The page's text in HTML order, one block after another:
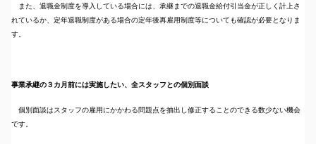
また、退職金制度を導入している場合には、承継までの退職金給付引当金が正しく計上さ
れているか、定年退職制度がある場合の定年後再雇用制度等についても確認が必要となりま
す。
事業承継の３カ月前には実施したい、全スタッフとの個別面談
個別面談はスタッフの雇用にかかわる問題点を抽出し修正することのできる数少ない機会
です。